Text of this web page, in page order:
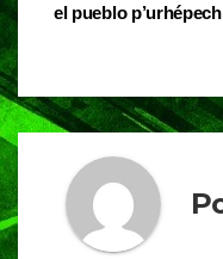
o
p
entradas
el pueblo p’urhépech